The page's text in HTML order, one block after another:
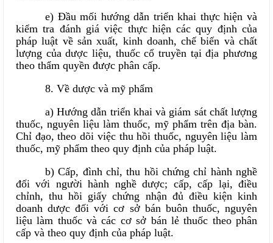
e) Đầu mối hướng dẫn triển khai thực hiện và
kiểm tra đánh giá việc thực hiện các quy định của
pháp luật về sản xuất, kinh doanh, chế biến và chất
lượng của dược liệu, thuốc cổ truyền tại địa phương
theo thẩm quyền được phân cấp.
8. Về dược và mỹ phẩm
a) Hướng dẫn triển khai và giám sát chất lượng
thuốc, nguyên liệu làm thuốc, mỹ phẩm trên địa bàn.
Chỉ đạo, theo dõi việc thu hồi thuốc, nguyên liệu làm
thuốc, mỹ phẩm theo quy định của pháp luật.
b) Cấp, đình chỉ, thu hồi chứng chỉ hành nghề
đối với người hành nghề dược; cấp, cấp lại, điều
chỉnh, thu hồi giấy chứng nhận đủ điều kiện kinh
doanh dược đối với cơ sở bán buôn thuốc, nguyên
liệu làm thuốc và các cơ sở bán lẻ thuốc theo phân
cấp và theo quy định của pháp luật.